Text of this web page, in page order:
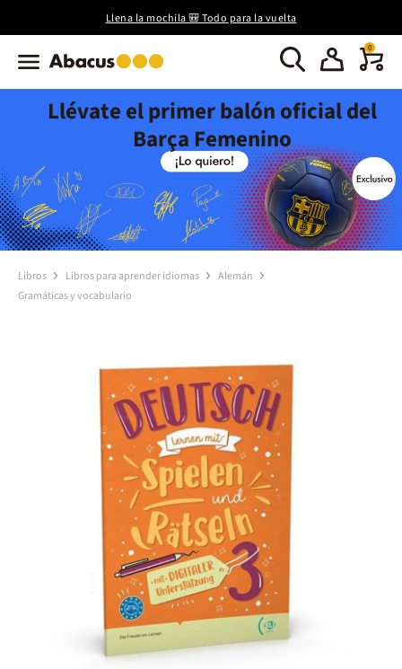
Llena la mochila 🎒 Todo para la vuelta
0
Llévate el primer balón oficial del
Barça Femenino
Libros Libros para aprender idiomas
Alemán
Gramáticas y vocabulario